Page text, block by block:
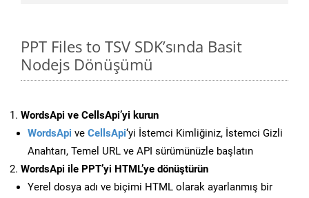
PPT Files to TSV SDK’sında Basit
Nodejs Dönüşümü
WordsApi ve CellsApi’yi kurun
WordsApi ve CellsApi‘yi İstemci Kimliğiniz, İstemci Gizli
Anahtarı, Temel URL ve API sürümünüzle başlatın
WordsApi ile PPT’yi HTML’ye dönüştürün
Yerel dosya adı ve biçimi HTML olarak ayarlanmış bir